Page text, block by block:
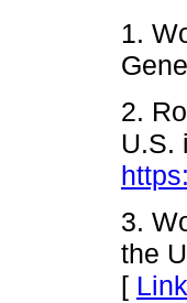
1.
2.
U.S.
3.
the
[